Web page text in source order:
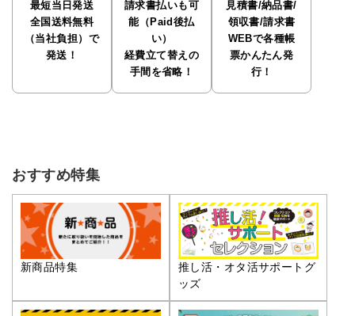
最短当日発送
全国送料無料
（当社負担）で
発送！
請求書払いも可
能（Paid後払
い）
経費立て替えの
手間を省略！
見積書/納品書/
領収書/請求書
WEBで各種帳
票かんたん発
行！
おすすめ特集
新商品特集
推し活・オタ活サポートグ
ッズ